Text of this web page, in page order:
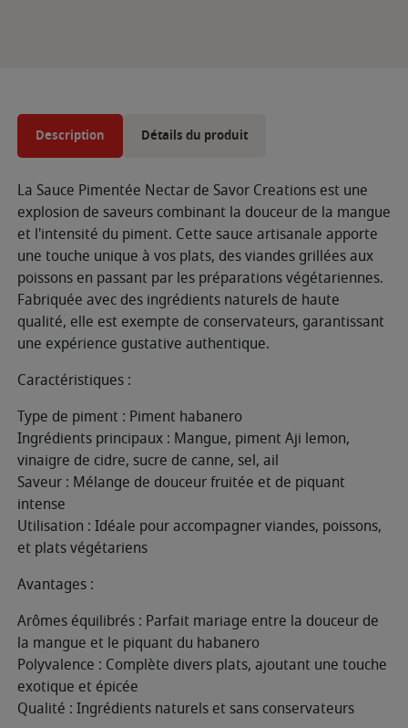
Description Détails du produit
La Sauce Pimentée Nectar de Savor Creations est une
explosion de saveurs combinant la douceur de la mangue
et l'intensité du piment. Cette sauce artisanale apporte
une touche unique à vos plats, des viandes grillées aux
poissons en passant par les préparations végétariennes.
Fabriquée avec des ingrédients naturels de haute
qualité, elle est exempte de conservateurs, garantissant
une expérience gustative authentique.
Caractéristiques :
Type de piment : Piment habanero
Ingrédients principaux : Mangue, piment Aji lemon,
vinaigre de cidre, sucre de canne, sel, ail
Saveur : Mélange de douceur fruitée et de piquant
intense
Utilisation : Idéale pour accompagner viandes, poissons,
et plats végétariens
Avantages :
Arômes équilibrés : Parfait mariage entre la douceur de
la mangue et le piquant du habanero
Polyvalence : Complète divers plats, ajoutant une touche
exotique et épicée
Qualité : Ingrédients naturels et sans conservateurs